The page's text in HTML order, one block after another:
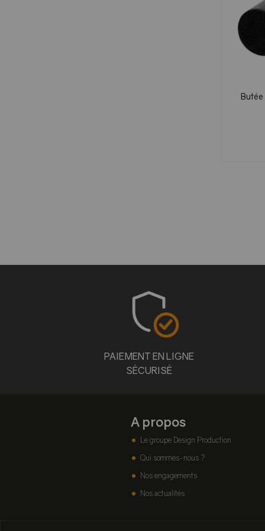
PAIEMENT EN LIGNE
SÉCURISÉ
A propos
Le groupe Design Production
Qui sommes-nous ?
Nos engagements
Nos actualités